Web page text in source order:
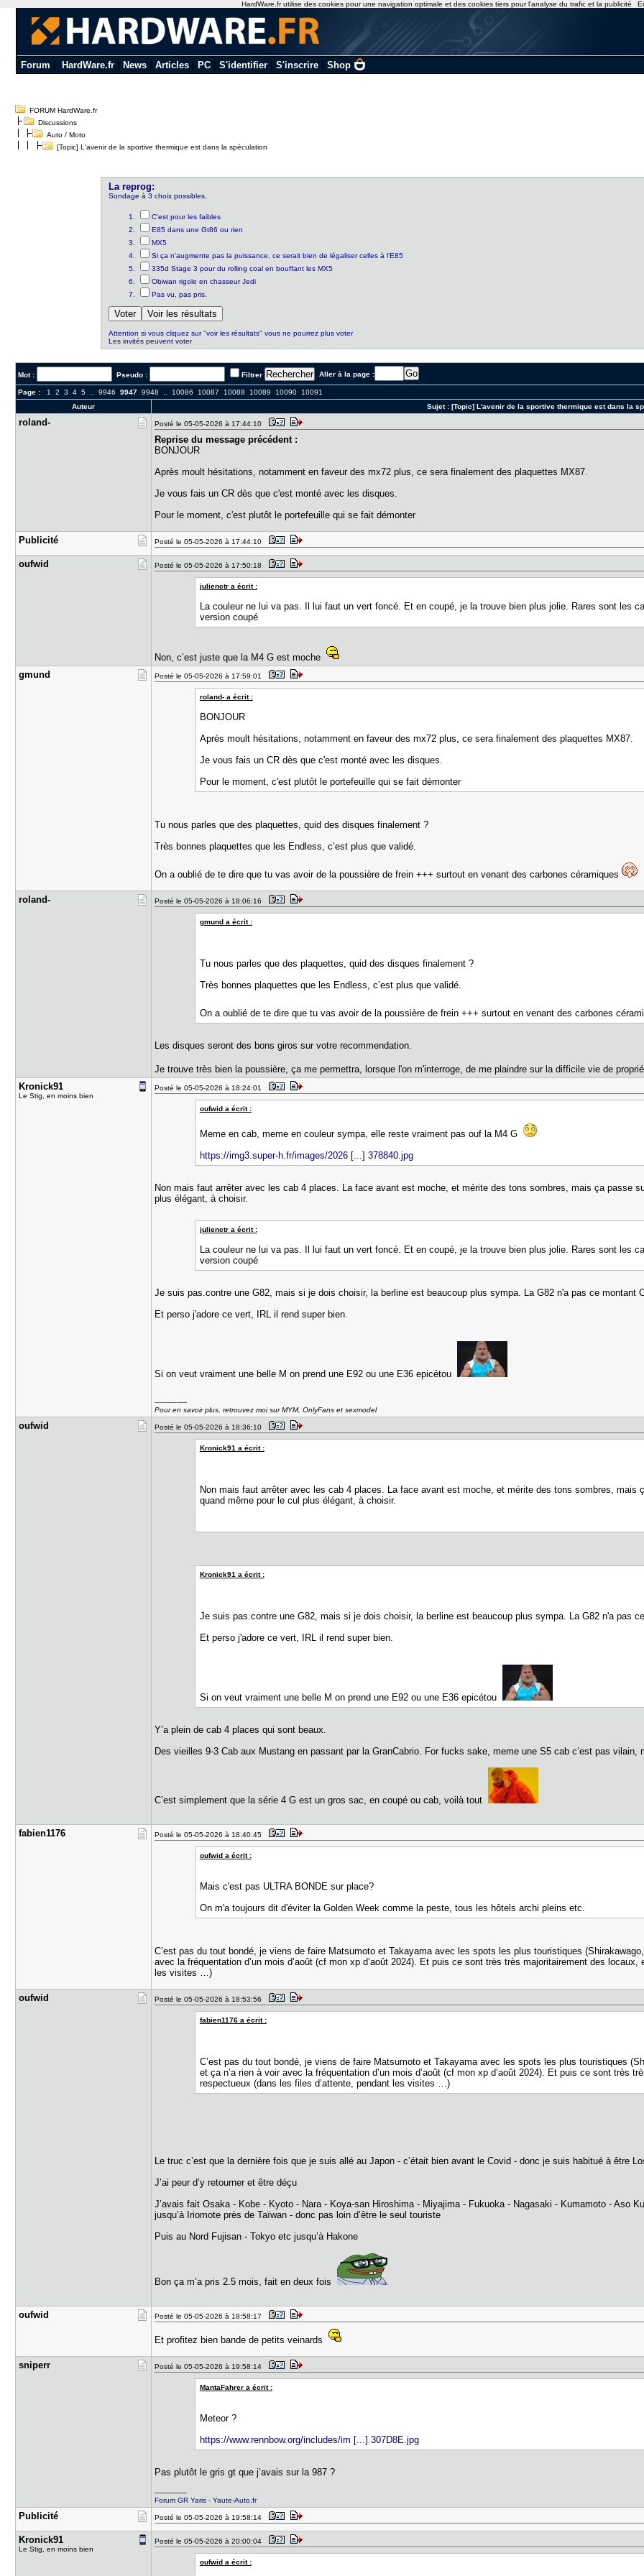
Forum HardWare.fr| News| Articles| PC| S'identifier| S'inscrire| Shop
FORUM HardWare.fr
Discussions
Auto / Moto
[Topic] L'avenir de la sportive thermique est dans la spéculation
La reprog:
Sondage à 3 choix possibles.
C'est pour les faibles
E85 dans une Gt86 ou rien
MX5
Si ça n'augmente pas la puissance, ce serait bien de légaliser celles à l'E85
335d Stage 3 pour du rolling coal en bouffant les MX5
Obiwan rigole en chasseur Jedi
Pas vu, pas pris.
Attention si vous cliquez sur "voir les résultats" vous ne pourrez plus voter
Les invités peuvent voter
Mot : Pseudo : Filtrer Aller à la page :
Page : 1 2 3 4 5 ..9946 9947 9948 10086 10087 10088 10089 10090 10091
Auteur
Sujet :[Topic] L'avenir de la sportive thermique est dans la
roland- Posté le 05-05-2026 à 17:44:10
Reprise du message précédent :
BONJOUR
Après moult hésitations, notamment en faveur des mx72 plus, ce sera finalement des plaquettes MX87.
Je vous fais un CR dès que c'est monté avec les disques.
Pour le moment, c'est plutôt le portefeuille qui se fait démonter
Publicité Posté le 05-05-2026 à 17:44:10
oufwid Posté le 05-05-2026 à 17:50:18
julienctr a écrit :
La couleur ne lui va pas. Il lui faut un vert foncé. Et en coupé, je la trouve bien plus jolie. Rares sont les
version coupé
Non, c’est juste que la M4 G est moche
gmund
Posté le 05-05-2026 à 17:59:01
roland- a écrit :
BONJOUR
Après moult hésitations, notamment en faveur des mx72 plus, ce sera finalement des plaquettes MX87.
Je vous fais un CR dès que c'est monté avec les disques.
Pour le moment, c'est plutôt le portefeuille qui se fait démonter
Tu nous parles que des plaquettes, quid des disques finalement ?
Très bonnes plaquettes que les Endless, c’est plus que validé.
On a oublié de te dire que tu vas avoir de la poussière de frein +++ surtout en venant des carbones céramiques
roland- Posté le 05-05-2026 à 18:06:16
gmund a écrit :
Tu nous parles que des plaquettes, quid des disques finalement ?
Très bonnes plaquettes que les Endless, c’est plus que validé.
On a oublié de te dire que tu vas avoir de la poussière de frein +++ surtout en venant des carbones
Les disques seront des bons giros sur votre recommendation.
Je trouve très bien la poussière, ça me permettra, lorsque l'on m'interroge, de me plaindre sur la difficile vie de
Kronick91
Le Stig, en moins bien
Posté le 05-05-2026 à 18:24:01
oufwid a écrit :
Meme en cab, meme en couleur sympa, elle reste vraiment pas ouf la M4 G
https://img3.super-h.fr/images/2026 [...] 378840.jpg
Non mais faut arrêter avec les cab 4 places. La face avant est moche, et mérite des tons sombres, mais ça passe
plus élégant, à choisir.
julienctr a écrit :
La couleur ne lui va pas. Il lui faut un vert foncé. Et en coupé, je la trouve bien plus jolie. Rares sont les
version coupé
Je suis pas.contre une G82, mais si je dois choisir, la berline est beaucoup plus sympa. La G82 n'a pas ce montant
Et perso j'adore ce vert, IRL il rend super bien.
Si on veut vraiment une belle M on prend une E92 ou une E36 epicétou
---------------
Pour en savoir plus, retrouvez moi sur MYM, OnlyFans et sexmodel
oufwid Posté le 05-05-2026 à 18:36:10
Kronick91 a écrit :
Non mais faut arrêter avec les cab 4 places. La face avant est moche, et mérite des tons sombres, mais
quand même pour le cul plus élégant, à choisir.
Kronick91 a écrit :
Je suis pas.contre une G82, mais si je dois choisir, la berline est beaucoup plus sympa. La G82 n'a pas
Et perso j'adore ce vert, IRL il rend super bien.
Si on veut vraiment une belle M on prend une E92 ou une E36 epicétou
Y’a plein de cab 4 places qui sont beaux.
Des vieilles 9-3 Cab aux Mustang en passant par la GranCabrio. For fucks sake, meme une S5 cab c’est pas
C’est simplement que la série 4 G est un gros sac, en coupé ou cab, voilà tout
fabien1176 Posté le 05-05-2026 à 18:40:45
oufwid a écrit :
Mais c'est pas ULTRA BONDE sur place?
On m'a toujours dit d'éviter la Golden Week comme la peste, tous les hôtels archi pleins etc.
C’est pas du tout bondé, je viens de faire Matsumoto et Takayama avec les spots les plus touristiques
avec la fréquentation d’un mois d’août (cf mon xp d’août 2024). Et puis ce sont très très majoritairement des
les visites …)
oufwid Posté le 05-05-2026 à 18:53:56
fabien1176 a écrit :
C’est pas du tout bondé, je viens de faire Matsumoto et Takayama avec les spots les plus touristiques
et ça n’a rien à voir avec la fréquentation d’un mois d’août (cf mon xp d’août 2024). Et puis ce sont très
respectueux (dans les files d’attente, pendant les visites …)
Le truc c’est que la dernière fois que je suis allé au Japon - c’était bien avant le Covid - donc je suis habitué à être
J’ai peur d’y retourner et être déçu
J’avais fait Osaka - Kobe - Kyoto - Nara - Koya-san Hiroshima - Miyajima - Fukuoka - Nagasaki - Kumamoto - Aso
jusqu’à Iriomote près de Taïwan - donc pas loin d’être le seul touriste
Puis au Nord Fujisan - Tokyo etc jusqu’à Hakone
Bon ça m’a pris 2.5 mois, fait en deux fois
oufwid Posté le 05-05-2026 à 18:58:17
Et profitez bien bande de petits veinards
sniperr Posté le 05-05-2026 à 19:58:14
MantaFahrer a écrit :
Meteor ?
https://www.rennbow.org/includes/im [...] 307D8E.jpg
Pas plutôt le gris gt que j’avais sur la 987 ?
---------------
Forum GR Yaris -Yaute-Auto.fr
Publicité Posté le 05-05-2026 à 19:58:14
Kronick91
Le Stig, en moins bien
Posté le 05-05-2026 à 20:00:04
oufwid a écrit :
HardWare.fr utilise des cookies pour une navigation optimale et des cookies tiers pour l'analyse du trafic et la publicité